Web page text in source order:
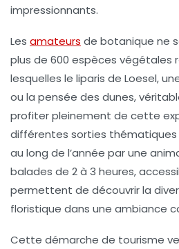
impressionnants.
Les amateurs de botanique ne
plus de 600 espèces végétales
lesquelles le liparis de Loesel,
ou la pensée des dunes,
profiter pleinement de cette
différentes sorties
au long de l’année par une
balades de 2 à 3 heures,
permettent de découvrir la
floristique dans une ambiance
Cette démarche de tourisme